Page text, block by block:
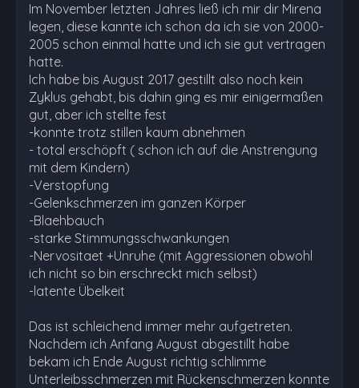
Im November letzten Jahres ließ ich mir dir Mirena
legen, diese kannte ich schon da ich sie von 2000-
2005 schon einmal hatte und ich sie gut vertragen
hatte.
Ich habe bis August 2017 gestillt also noch kein
Zyklus gehabt, bis dahin ging es mir einigermaßen
gut, aber ich stellte fest
-konnte trotz stillen kaum abnehmen
- total erschöpft ( schon ich auf die Anstrengung
mit dem Kindern)
-Verstopfung
-Gelenkschmerzen im ganzen Körper
-Blaehbauch
-starke Stimmungsschwankungen
-Nervositaet +Unruhe (mit Aggressionen obwohl
ich nicht so bin erschreckt mich selbst)
-latente Übelkeit
Das ist schleichend immer mehr aufgetreten.
Nachdem ich Anfang August abgestillt habe
bekam ich Ende August richtig schlimme
Unterleibsschmerzen mit Rückenschmerzen konnte